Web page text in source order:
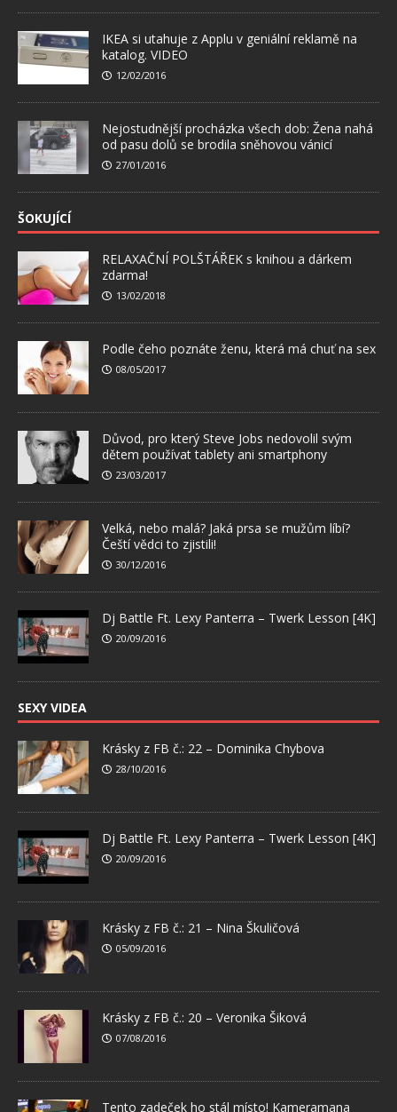
IKEA si utahuje z Applu v geniální reklamě na
katalog. VIDEO
12/02/2016
Nejostudnější procházka všech dob: Žena nahá
od pasu dolů se brodila sněhovou vánicí
27/01/2016
ŠOKUJÍCÍ
RELAXAČNÍ POLŠTÁŘEK s knihou a dárkem
zdarma!
13/02/2018
Podle čeho poznáte ženu, která má chuť na sex
08/05/2017
Důvod, pro který Steve Jobs nedovolil svým
dětem používat tablety ani smartphony
23/03/2017
Velká, nebo malá? Jaká prsa se mužům líbí?
Čeští vědci to zjistili!
30/12/2016
Dj Battle Ft. Lexy Panterra – Twerk Lesson [4K]
20/09/2016
SEXY VIDEA
Krásky z FB č.: 22 – Dominika Chybova
28/10/2016
Dj Battle Ft. Lexy Panterra – Twerk Lesson [4K]
20/09/2016
Krásky z FB č.: 21 – Nina Škuličová
05/09/2016
Krásky z FB č.: 20 – Veronika Šiková
07/08/2016
Tento zadeček ho stál místo! Kameramana